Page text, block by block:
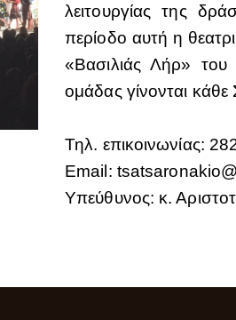
λειτουργίας της
περίοδο αυτή η
«Βασιλιάς Λήρ» του
ομάδας γίνονται
Τηλ. επικοινωνίας:
Email:
Υπεύθυνος: κ.